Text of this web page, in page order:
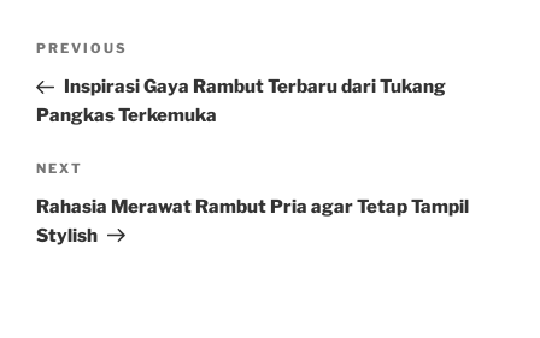
Previous
Post
PREVIOUS
Inspirasi Gaya Rambut Terbaru dari Tukang
Pangkas Terkemuka
Next
Post
NEXT
Rahasia Merawat Rambut Pria agar Tetap Tampil
Stylish